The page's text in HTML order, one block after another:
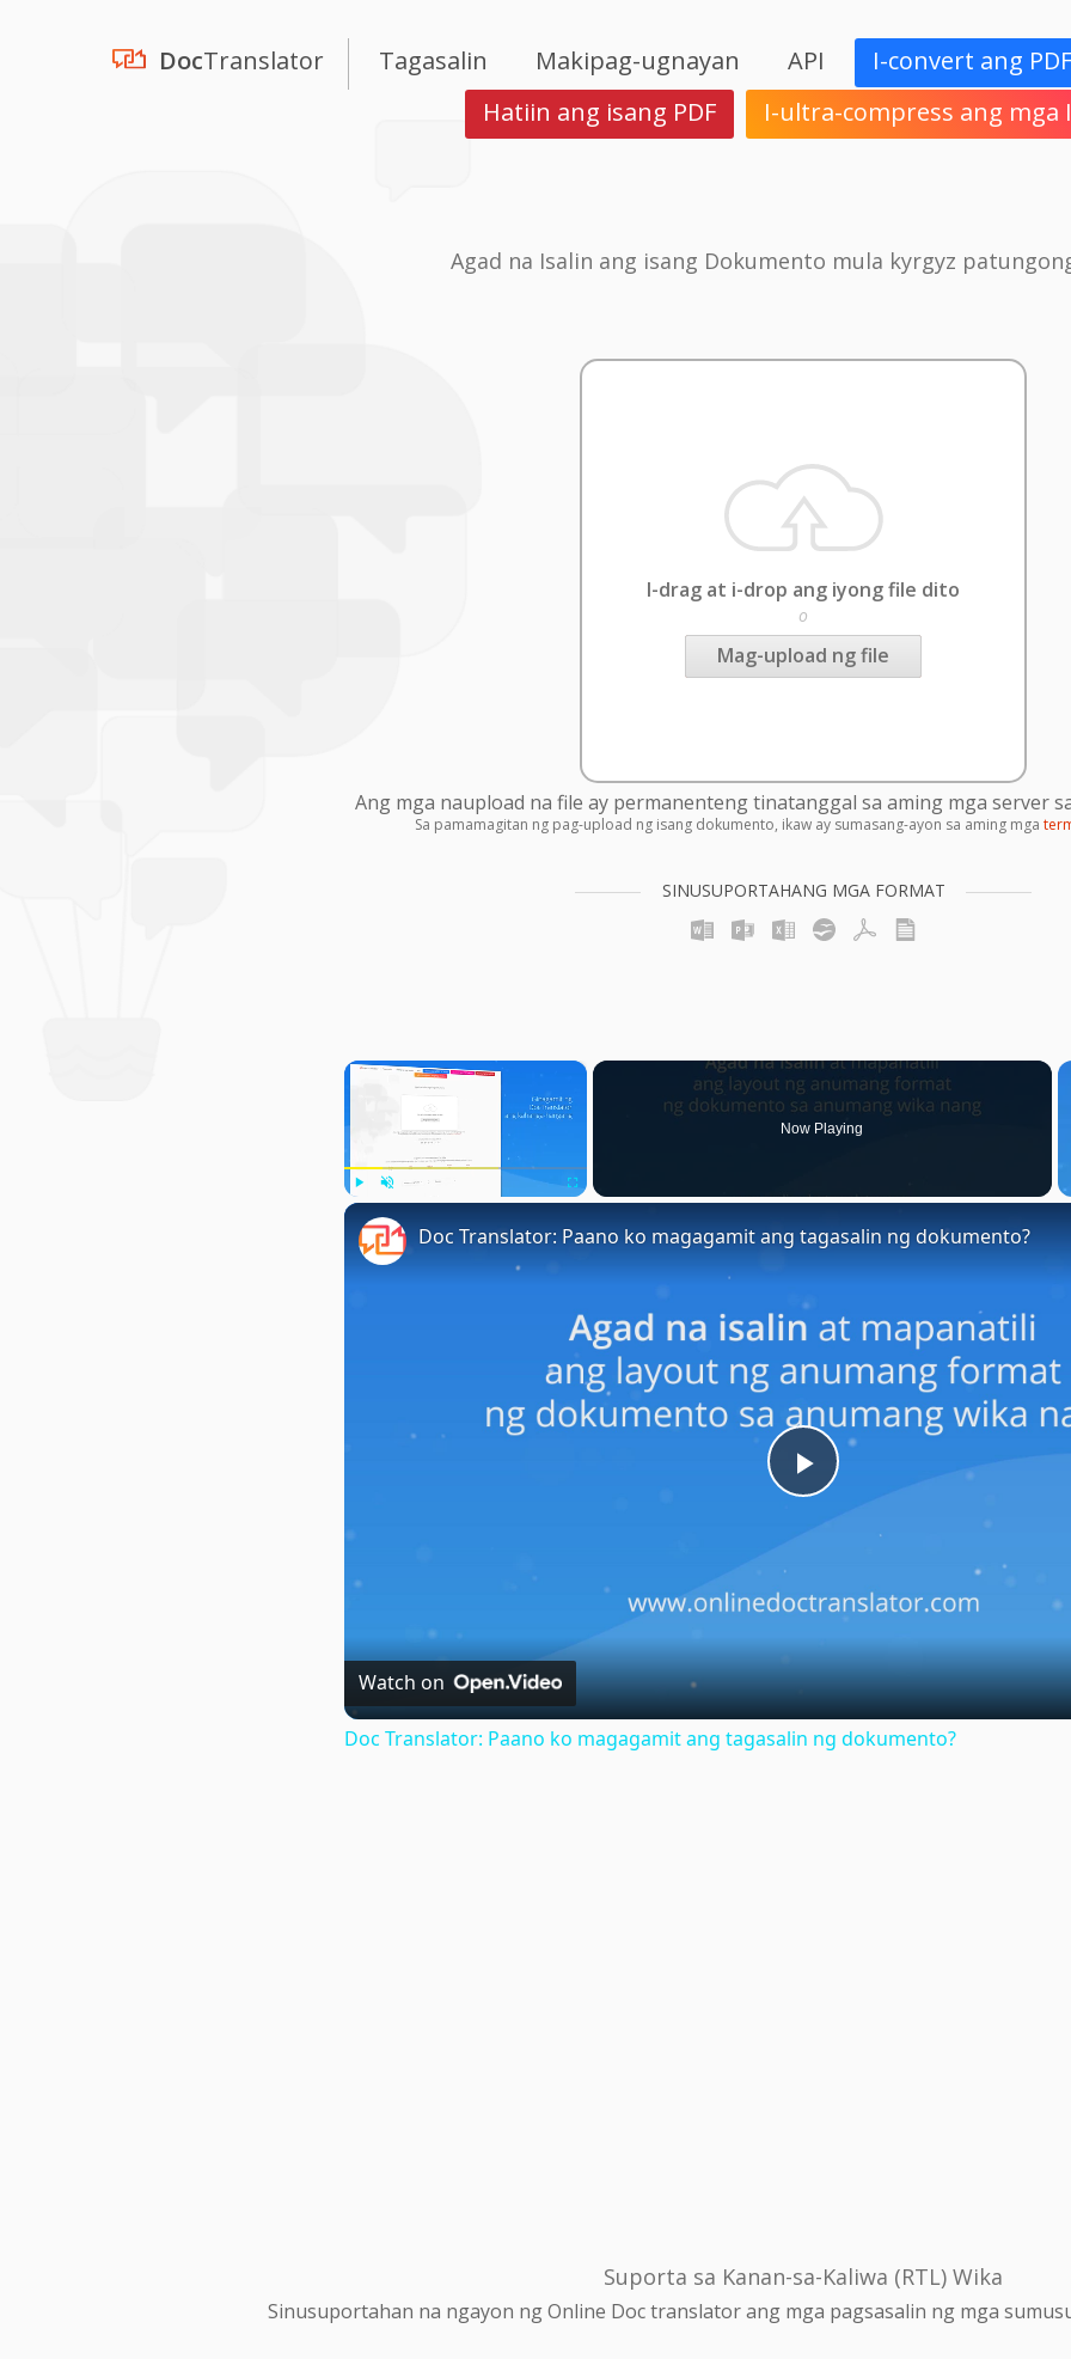
DocTranslator Tagasalin Makipag-ugnayan API
I-convert ang
Hatiin ang isang PDF
I-ultra-compress ang mga
Agad na Isalin ang isang Dokumento mula kyrgyz
I-drag at i-drop ang iyong file dito
o
Mag-upload ng file
Ang mga naupload na file ay permanenteng tinatanggal sa aming mga server
Sa pamamagitan ng pag-upload ng isang dokumento, ikaw ay sumasang-ayon sa aming mga
SINUSUPORTAHANG MGA FORMAT
×
Now Playing
Play
Doc Translator: Paano ko magagamit ang tagasalin ng dokumento?
Watch on
Doc Translator: Paano ko magagamit ang tagasalin ng dokumento?
Suporta sa Kanan-sa-Kaliwa (RTL) Wika
Sinusuportahan na ngayon ng Online Doc translator ang mga pagsasalin ng mga